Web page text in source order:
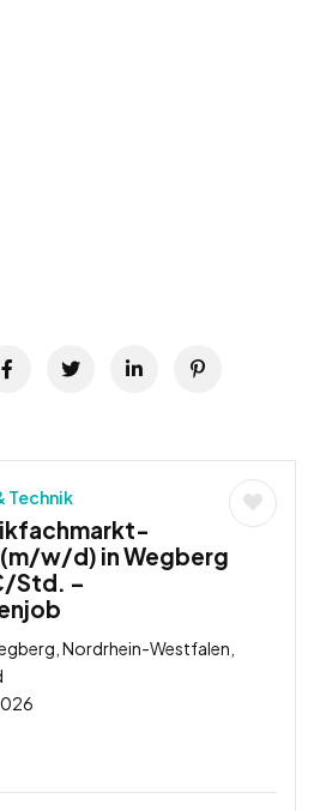
Technik
w/d) in Wegberg
Std. –
Nordrhein-Westfalen,